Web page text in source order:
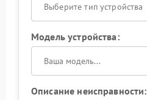
Выберите тип устройства
Модель устройства:
Описание неисправности: